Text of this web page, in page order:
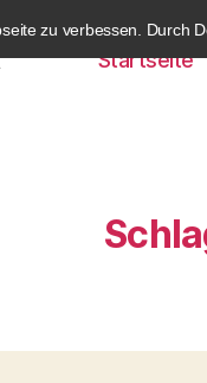
zu verbessen. Durch
Startseite